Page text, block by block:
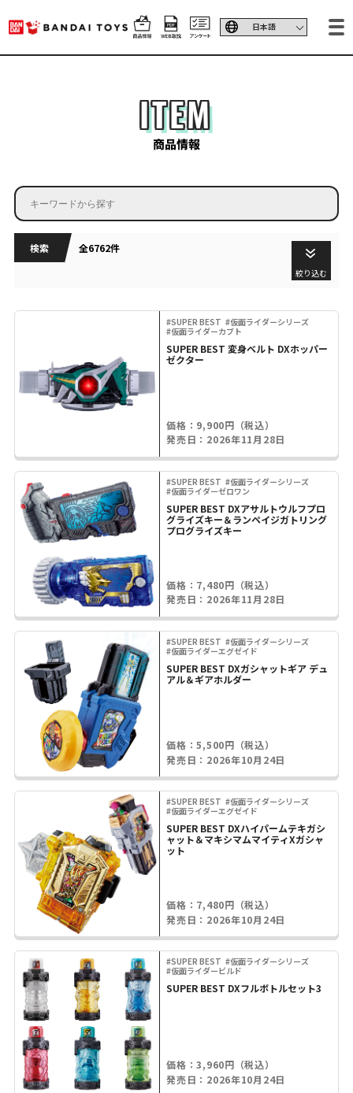
ITEM
商品情報
検索 全6762件
絞り込む
#SUPER BEST #仮面ライダーシリーズ
#仮面ライダーカブト
SUPER BEST 変身ベルト DXホッパー
ゼクター
価格：9,900円（税込）
発売日：2026年11月28日
#SUPER BEST #仮面ライダーシリーズ
#仮面ライダーゼロワン
SUPER BEST DXアサルトウルフプロ
グライズキー＆ランペイジガトリング
プログライズキー
価格：7,480円（税込）
発売日：2026年11月28日
#SUPER BEST #仮面ライダーシリーズ
#仮面ライダーエグゼイド
SUPER BEST DXガシャットギア デュ
アル＆ギアホルダー
価格：5,500円（税込）
発売日：2026年10月24日
#SUPER BEST #仮面ライダーシリーズ
#仮面ライダーエグゼイド
SUPER BEST DXハイパームテキガシ
ャット＆マキシマムマイティXガシャ
ット
価格：7,480円（税込）
発売日：2026年10月24日
#SUPER BEST #仮面ライダーシリーズ
#仮面ライダービルド
SUPER BEST DXフルボトルセット3
価格：3,960円（税込）
発売日：2026年10月24日